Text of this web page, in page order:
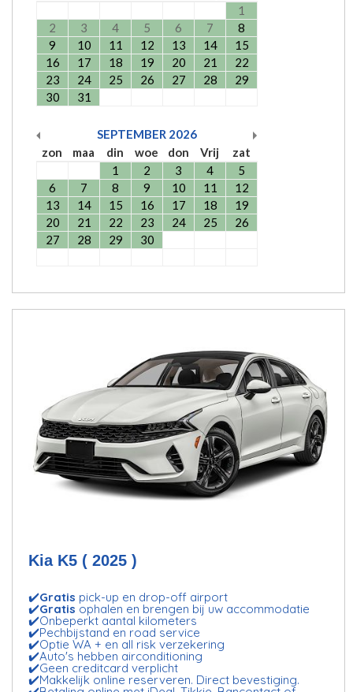
1
2
3 4 5 6 7
8
9
10 11 12 13 14
15
16
17 18 19 20 21
22
23
24 25 26 27 28
29
30
31
SEPTEMBER 2026
zon
maa din woe don Vrij
zat
1
2 3 4
5
6
7 8 9 10 11
12
13
14 15 16 17 18
19
20
21 22 23 24 25
26
27
28 29 30
Kia K5 ( 2025 )
✔️Gratis pick-up en drop-off airport
✔️Gratis ophalen en brengen bij uw accommodatie
✔️Onbeperkt aantal kilometers
✔️Pechbijstand en road service
✔️Optie WA + en all risk verzekering
✔️Auto's hebben airconditioning
✔️Geen creditcard verplicht
✔️Makkelijk online reserveren. Direct bevestiging.